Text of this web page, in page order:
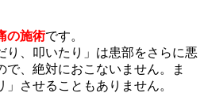
の施術です。
り、叩いたり」は患部をさらに悪
で、絶対におこないません。ま
させることもありません。